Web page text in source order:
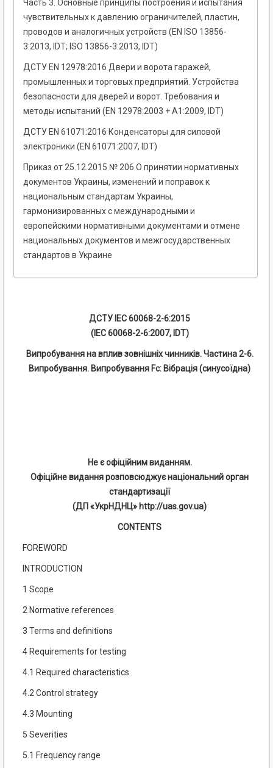
Часть 3. Основные принципы построения и испытания
чувствительных к давлению ограничителей, пластин,
проводов и аналогичных устройств (EN ISO 13856-
3:2013, IDT; ІSO 13856-3:2013, IDT)
ДСТУ EN 12978:2016 Двери и ворота гаражей,
промышленных и торговых предприятий. Устройства
безопасности для дверей и ворот. Требования и
методы испытаний (EN 12978:2003 + А1:2009, IDT)
ДСТУ EN 61071:2016 Конденсаторы для силовой
электроники (EN 61071:2007, IDT)
Приказ от 25.12.2015 № 206 О принятии нормативных
документов Украины, изменений и поправок к
национальным стандартам Украины,
гармонизированных с международными и
европейскими нормативными документами и отмене
национальных документов и межгосударственных
стандартов в Украине
ДСТУ IEC 60068-2-6:2015
(IEC 60068-2-6:2007, IDT)
Випробування на вплив зовнішніх чинників. Частина 2-6.
Випробування. Випробування Fc: Вібрація (синусоїдна)
Не є офіційним виданням.
Офіційне видання розповсюджує національний орган
стандартизації
(ДП «УкрНДНЦ» http://uas.gov.ua)
CONTENTS
FOREWORD
INTRODUCTION
1 Scope
2 Normative references
3 Terms and definitions
4 Requirements for testing
4.1 Required characteristics
4.2 Control strategy
4.3 Mounting
5 Severities
5.1 Frequency range